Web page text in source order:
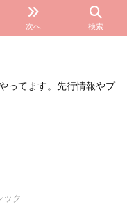
次へ 検索
ってます。先行情報やプ
ック